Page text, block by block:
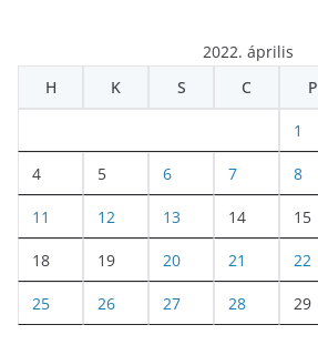
2022. április
H
K S C P
1
4 5 6 7 8
11 12 13 14 15
18 19 20 21 22
25 26 27 28 29